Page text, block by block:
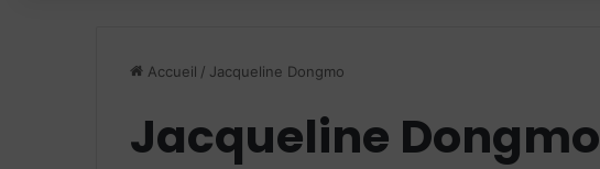
Accueil / Jacqueline Dongmo
Jacqueline Dongmo